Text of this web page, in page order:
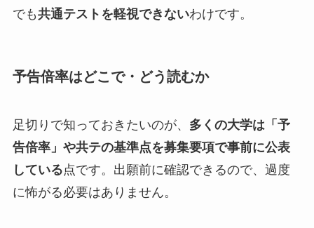
でも共通テストを軽視できないわけです。
予告倍率はどこで・どう読むか
足切りで知っておきたいのが、 多くの大学は「予
告倍率」や共テの基準点を募集要項で事前に公表
している点です。出願前に確認できるので、過度
に怖がる必要はありません。